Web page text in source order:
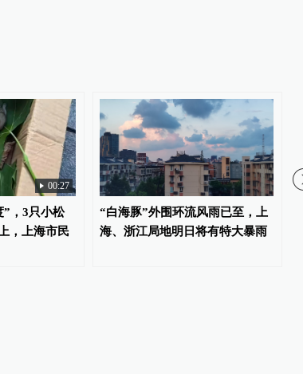
00:27
”，3只小松
，上海市民
“白海豚”外围环流风雨已至，上
海、浙江局地明日将有特大暴雨